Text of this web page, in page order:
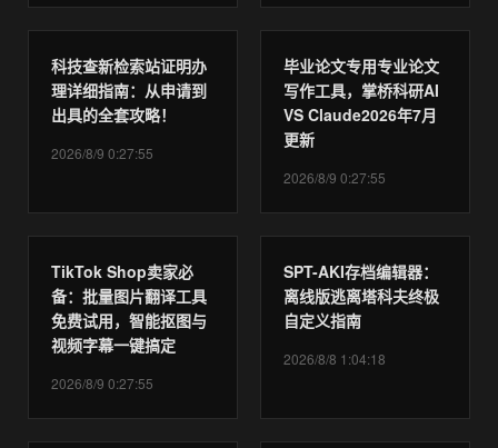
科技查新检索站证明办
理详细指南：从申请到
出具的全套攻略！
2026/8/9 0:27:55
毕业论文专用专业论文
写作工具，掌桥科研AI
VS Claude2026年7月
更新
2026/8/9 0:27:55
TikTok Shop卖家必
备：批量图片翻译工具
免费试用，智能抠图与
视频字幕一键搞定
2026/8/9 0:27:55
SPT-AKI存档编辑器：
离线版逃离塔科夫终极
自定义指南
2026/8/8 1:04:18